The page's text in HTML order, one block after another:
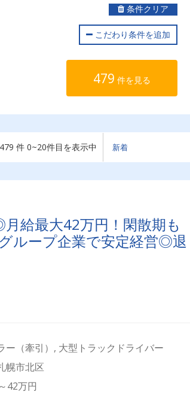
条件クリア
こだわり条件を追加
479 件を見る
479 件 0~20件目を表示中
給最大42万円！閑散期も
ループ企業で安定経営◎退
ー（牽引）, 大型トラックドライバー
幌市北区
42万円